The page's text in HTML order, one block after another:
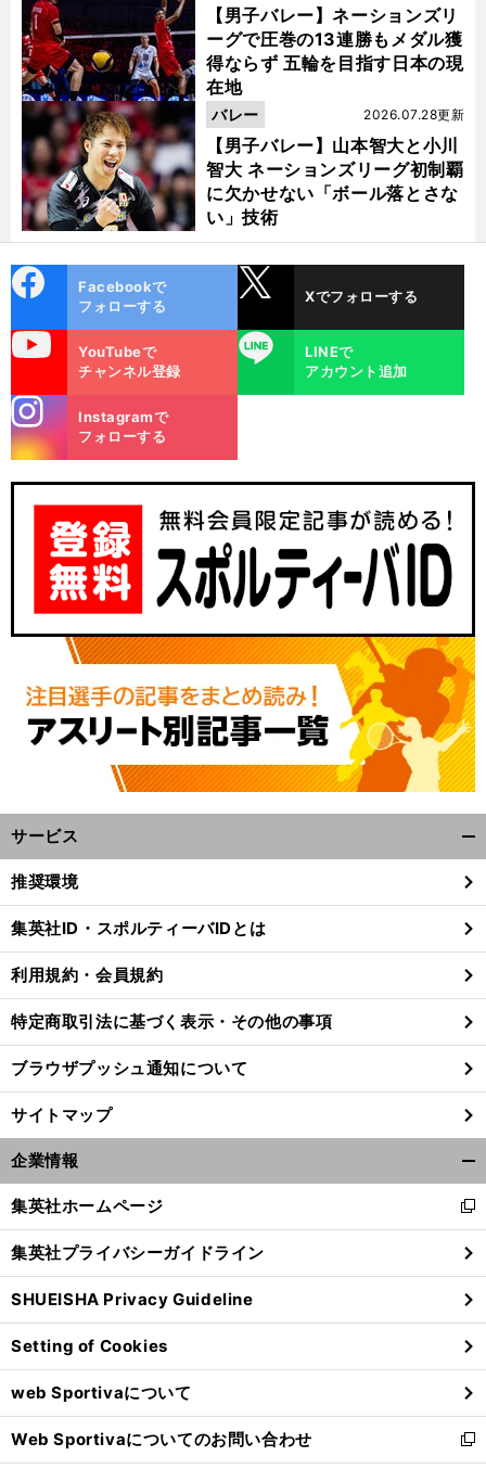
大
。
【男子バレー】ネーションズリ
ーグで圧巻の13連勝もメダル獲
得ならず 五輪を目指す日本の現
在地
【男子バレー】山本智大と小川
智大 ネーションズリーグ初制覇
に欠かせない「ボール落とさな
い」技術
2026.07.28更新
バレー
ok
Facebookで
フォローする
Xでフォローする
YouTubeで
チャンネル登録
LINE
LINEで
アカウント追加
m
Instagramで
フォローする
サービス
閉
る
推奨環境
集英社ID・スポルティーバIDとは
利用規約・会員規約
特定商取引法に基づく表示・その他の事項
ブラウザプッシュ通知について
サイトマップ
企業情報
閉
る
集英社ホームページ
新
し
い
ウ
ィ
ン
ド
ウ
で
開
く
集英社プライバシーガイドライン
SHUEISHA Privacy Guideline
Setting of Cookies
web Sportivaについて
Web Sportivaについてのお問い合わせ
新